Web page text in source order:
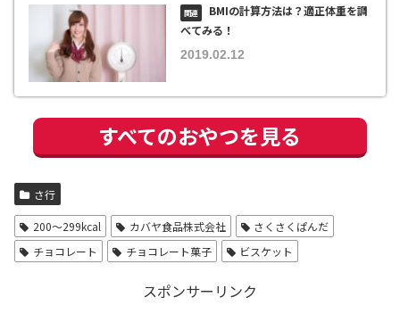
BMIの計算方法は？適正体重を調
べてみる！
2019.02.12
すべてのおやつを見る
さ行
200〜299kcal カバヤ食品株式会社
さくさくぱんだ
チョコレート
チョコレート菓子 ビスケット
スポンサーリンク